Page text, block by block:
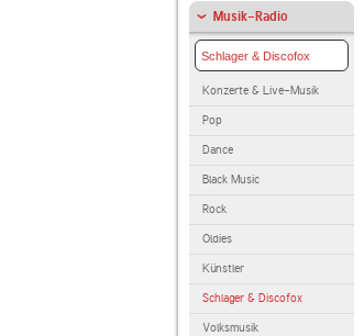
Musik-Radio
Schlager & Discofox
Konzerte & Live-Musik
Pop
Dance
Black Music
Rock
Oldies
Künstler
Schlager & Discofox
Volksmusik